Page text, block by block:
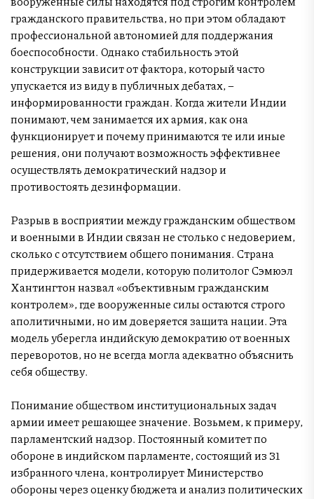
гражданского правительства, но при этом обладают
профессиональной автономией для поддержания
боеспособности. Однако стабильность этой
конструкции зависит от фактора, который часто
упускается из виду в публичных дебатах, –
информированности граждан. Когда жители Индии
понимают, чем занимается их армия, как она
функционирует и почему принимаются те или иные
решения, они получают возможность эффективнее
осуществлять демократический надзор и
противостоять дезинформации.
Разрыв в восприятии между гражданским обществом
и военными в Индии связан не столько с недоверием,
сколько с отсутствием общего понимания. Страна
придерживается модели, которую политолог Сэмюэл
Хантингтон назвал «объективным гражданским
контролем», где вооруженные силы остаются строго
аполитичными, но им доверяется защита нации. Эта
модель уберегла индийскую демократию от военных
переворотов, но не всегда могла адекватно объяснить
себя обществу.
Понимание обществом институциональных задач
армии имеет решающее значение. Возьмем, к примеру,
парламентский надзор. Постоянный комитет по
обороне в индийском парламенте, состоящий из 31
избранного члена, контролирует Министерство
обороны через оценку бюджета и анализ политических